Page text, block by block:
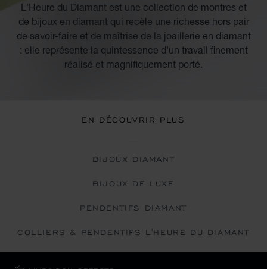
L'Heure du Diamant est une collection de montres et
de bijoux en diamant qui recèle une richesse hors pair
de savoir-faire et de maîtrise de la joaillerie en diamant
: elle représente la quintessence d'un travail finement
réalisé et magnifiquement porté.
EN DÉCOUVRIR PLUS
BIJOUX DIAMANT
BIJOUX DE LUXE
PENDENTIFS DIAMANT
COLLIERS & PENDENTIFS L'HEURE DU DIAMANT